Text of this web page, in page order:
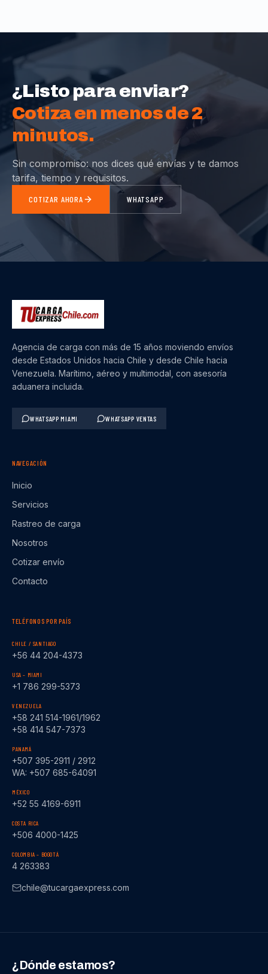
¿Listo para enviar?
Cotiza en menos de 2
minutos.
Sin compromiso: nos dices qué envías y te damos
tarifa, tiempo y requisitos.
COTIZAR AHORA WHATSAPP
Agencia de carga con más de 15 años moviendo envíos
desde Estados Unidos hacia Chile y desde Chile hacia
Venezuela. Marítimo, aéreo y multimodal, con asesoría
aduanera incluida.
WHATSAPP MIAMI WHATSAPP VENTAS
NAVEGACIÓN
Inicio
Servicios
Rastreo de carga
Nosotros
Cotizar envío
Contacto
TELÉFONOS POR PAÍS
CHILE / SANTIAGO
+56 44 204-4373
USA – MIAMI
+1 786 299-5373
VENEZUELA
+58 241 514-1961/1962
+58 414 547-7373
PANAMÁ
+507 395-2911 / 2912
WA: +507 685-64091
MÉXICO
+52 55 4169-6911
COSTA RICA
+506 4000-1425
COLOMBIA – BOGOTÁ
4 263383
chile@tucargaexpress.com
¿Dónde estamos?